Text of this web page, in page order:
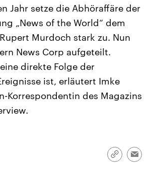
Anhalt
am 6.
neuen
das
Koalition aus
USA
Aktuelle Beiträge,
Hintergründe
Wirtschaftlich und
gehören die Vereinigten
Jahr setze die Abhöraffäre der
„News of the World“ dem
Murdoch stark zu. Nun
News Corp aufgeteilt.
direkte Folge der
ist, erläutert Imke
Korrespondentin des Magazins
Link